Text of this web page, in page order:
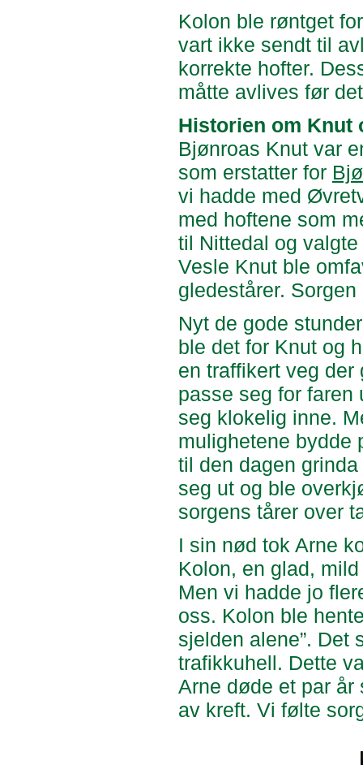
Kolon ble røntget
vart ikke sendt til
korrekte hofter.
måtte avlives før
Historien om Knut
Bjønroas Knut var
som erstatter for
vi hadde med
med hoftene som
til Nittedal og
Vesle Knut ble
gledestårer.
Nyt de gode
ble det for Knut og
en traffikert veg
passe seg for faren
seg klokelig inne.
mulighetene bydde
til den dagen
seg ut og ble
sorgens tårer over
I sin nød tok Arne
Kolon, en glad,
Men vi hadde jo
oss. Kolon ble
sjelden alene”. Det
trafikkuhell. Dette
Arne døde et par år
av kreft. Vi følte